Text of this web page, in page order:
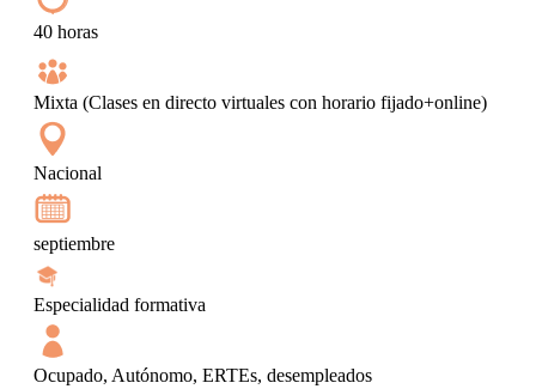
40 horas
Mixta (Clases en directo virtuales con horario fijado+online)
Nacional
septiembre
Especialidad formativa
Ocupado, Autónomo, ERTEs, desempleados